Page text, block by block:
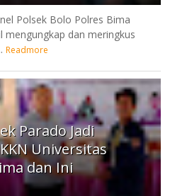
Polsek Bolo Polres Bima
mengungkap dan meringkus
Readmore
Parado Jadi
Universitas
dan Ini